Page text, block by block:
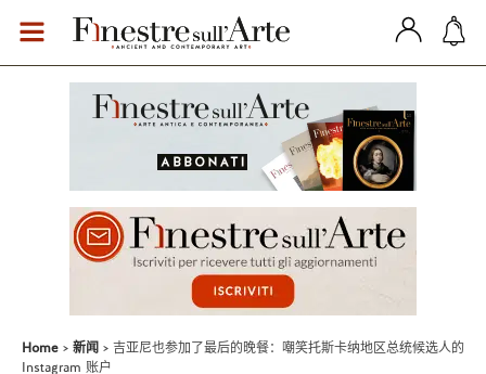
Home 新闻
吉亚尼也参加了最后的晚餐：嘲笑托斯卡纳地区总统候选人的
Instagram 账户